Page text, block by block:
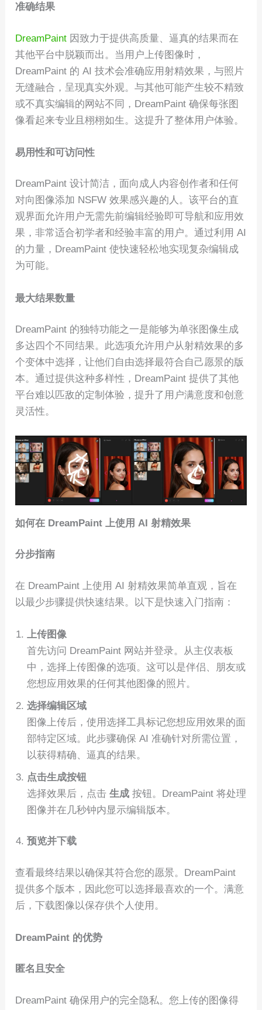
准确结果
DreamPaint 因致力于提供高质量、逼真的结果而在
其他平台中脱颖而出。当用户上传图像时，
DreamPaint 的 AI 技术会准确应用射精效果，与照片
无缝融合，呈现真实外观。与其他可能产生较不精致
或不真实编辑的网站不同，DreamPaint 确保每张图
像看起来专业且栩栩如生。这提升了整体用户体验。
易用性和可访问性
DreamPaint 设计简洁，面向成人内容创作者和任何
对向图像添加 NSFW 效果感兴趣的人。该平台的直
观界面允许用户无需先前编辑经验即可导航和应用效
果，非常适合初学者和经验丰富的用户。通过利用 AI
的力量，DreamPaint 使快速轻松地实现复杂编辑成
为可能。
最大结果数量
DreamPaint 的独特功能之一是能够为单张图像生成
多达四个不同结果。此选项允许用户从射精效果的多
个变体中选择，让他们自由选择最符合自己愿景的版
本。通过提供这种多样性，DreamPaint 提供了其他
平台难以匹敌的定制体验，提升了用户满意度和创意
灵活性。
如何在 DreamPaint 上使用 AI 射精效果
分步指南
在 DreamPaint 上使用 AI 射精效果简单直观，旨在
以最少步骤提供快速结果。以下是快速入门指南：
上传图像
首先访问 DreamPaint 网站并登录。从主仪表板
中，选择上传图像的选项。这可以是伴侣、朋友或
您想应用效果的任何其他图像的照片。
选择编辑区域
图像上传后，使用选择工具标记您想应用效果的面
部特定区域。此步骤确保 AI 准确针对所需位置，
以获得精确、逼真的结果。
点击生成按钮
选择效果后，点击生成 按钮。DreamPaint 将处理
图像并在几秒钟内显示编辑版本。
预览并下载
查看最终结果以确保其符合您的愿景。DreamPaint
提供多个版本，因此您可以选择最喜欢的一个。满意
后，下载图像以保存供个人使用。
DreamPaint 的优势
匿名且安全
DreamPaint 确保用户的完全隐私。您上传的图像得